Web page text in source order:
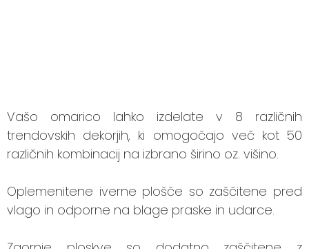
Vašo omarico lahko izdelate v 8 različnih
trendovskih dekorjih, ki omogočajo več kot 50
različnih kombinacij na izbrano širino oz. višino.
Oplemenitene iverne plošče so zaščitene pred
vlago in odporne na blage praske in udarce.